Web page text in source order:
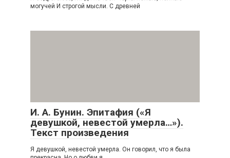
могучей И строгой мысли. С древней
И. А. Бунин. Эпитафия («Я
девушкой, невестой умерла…»).
Текст произведения
Я девушкой, невестой умерла. Он говорил, что я была